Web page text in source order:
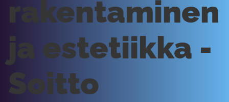
rakentaminen
ja estetiikka -
Soitto